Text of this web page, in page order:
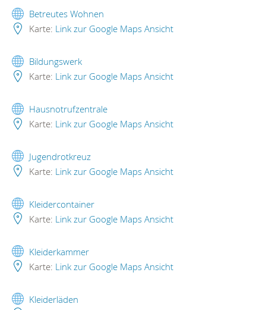
Betreutes Wohnen
Karte: Link zur Google Maps Ansicht
Bildungswerk
Karte: Link zur Google Maps Ansicht
Hausnotrufzentrale
Karte: Link zur Google Maps Ansicht
Jugendrotkreuz
Karte: Link zur Google Maps Ansicht
Kleidercontainer
Karte: Link zur Google Maps Ansicht
Kleiderkammer
Karte: Link zur Google Maps Ansicht
Kleiderläden